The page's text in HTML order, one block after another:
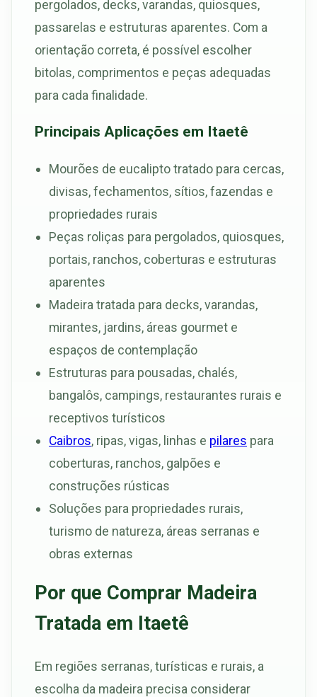
pergolados, decks, varandas, quiosques,
passarelas e estruturas aparentes. Com a
orientação correta, é possível escolher
bitolas, comprimentos e peças adequadas
para cada finalidade.
Principais Aplicações em Itaetê
Mourões de eucalipto tratado para cercas,
divisas, fechamentos, sítios, fazendas e
propriedades rurais
Peças roliças para pergolados, quiosques,
portais, ranchos, coberturas e estruturas
aparentes
Madeira tratada para decks, varandas,
mirantes, jardins, áreas gourmet e
espaços de contemplação
Estruturas para pousadas, chalés,
bangalôs, campings, restaurantes rurais e
receptivos turísticos
Caibros, ripas, vigas, linhas e pilares para
coberturas, ranchos, galpões e
construções rústicas
Soluções para propriedades rurais,
turismo de natureza, áreas serranas e
obras externas
Por que Comprar Madeira
Tratada em Itaetê
Em regiões serranas, turísticas e rurais, a
escolha da madeira precisa considerar